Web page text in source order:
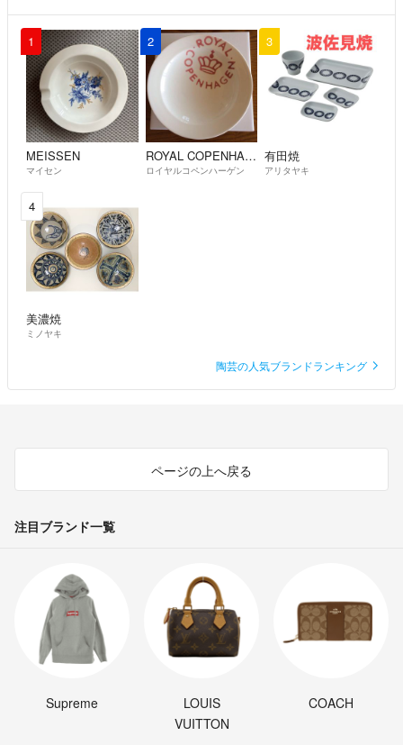
1
MEISSEN
マイセン
2
ROYAL COPENHAGEN
ロイヤルコペンハーゲン
3
有田焼
アリタヤキ
4
美濃焼
ミノヤキ
陶芸の人気ブランドランキング
ページの上へ戻る
注目ブランド一覧
Supreme
LOUIS
VUITTON
COACH